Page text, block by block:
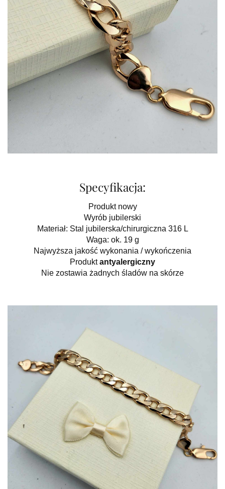
Specyfikacja:
Produkt nowy
Wyrób jubilerski
Materiał: Stal jubilerska/chirurgiczna 316 L
Waga: ok. 19 g
Najwyższa jakość wykonania / wykończenia
Produktantyalergiczny
Nie zostawia żadnych śladów na skórze